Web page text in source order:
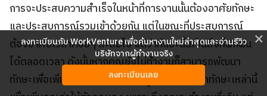
การจะประสบความสำเร็จในหน้าที่การงานนั้นต้องอาศัยทักษะ
และประสบการณ์รวมเข้าด้วยกัน แต่ในขณะที่ประสบการณ์
ต้องอาศัยเวลาค่อยๆ สะสมไป แต่ว่าทักษะนั้นเป็นสิ่งที่ฝึกฝน
ได้ตลอดเวลา ดังนั้นหากคุณยังไม่ทำงานก็สามารถพัฒนา
ทักษะเพื่อเพิ่ม
เหล่านี้ลงในเรซูเม่ ลองพัฒนาทักษะเหล่านี้
close
ลงทะเบียนกับ WorkVenture เพื่อค้นหางานใหม่ล่าสุดและอ่านรีวิว
บริษัทจากผู้ทำงานจริง
ลงทะเบียนเลย